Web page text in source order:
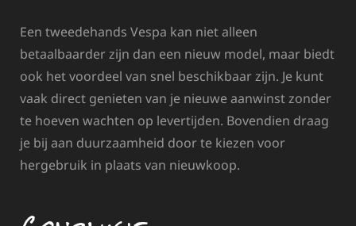
Een tweedehands Vespa kan niet alleen
betaalbaarder zijn dan een nieuw model, maar biedt
ook het voordeel van snel beschikbaar zijn. Je kunt
vaak direct genieten van je nieuwe aanwinst zonder
te hoeven wachten op levertijden. Bovendien draag
je bij aan duurzaamheid door te kiezen voor
hergebruik in plaats van nieuwkoop.